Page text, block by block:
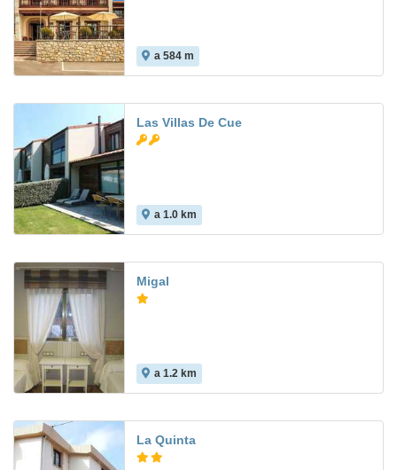
a 584 m
Las Villas De Cue
a 1.0 km
Migal
a 1.2 km
La Quinta